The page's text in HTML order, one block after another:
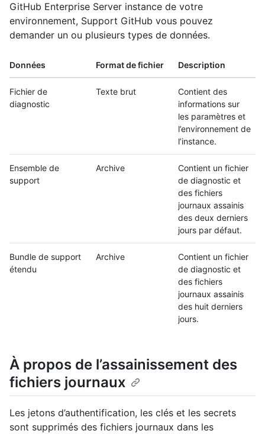
GitHub Enterprise Server instance de votre
environnement, Support GitHub vous pouvez
demander un ou plusieurs types de données.
Données Format de fichier Description
Fichier de
diagnostic
Texte brut
Contient des
informations sur
les paramètres et
l’environnement de
l’instance.
Ensemble de
support
Archive
Contient un fichier
de diagnostic et
des fichiers
journaux assainis
des deux derniers
jours par défaut.
Bundle de support
étendu
Archive
Contient un fichier
de diagnostic et
des fichiers
journaux assainis
des huit derniers
jours.
À propos de l’assainissement des
fichiers journaux
Les jetons d’authentification, les clés et les secrets
sont supprimés des fichiers journaux dans les